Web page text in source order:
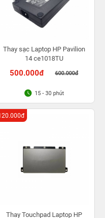
Thay sạc Laptop HP Pavilion
14 ce1018TU
500.000đ 600.000đ
15 - 30 phút
Thay Touchpad Laptop HP